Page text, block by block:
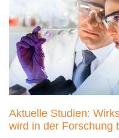
Aktuelle Studien:
wird in der Forschung